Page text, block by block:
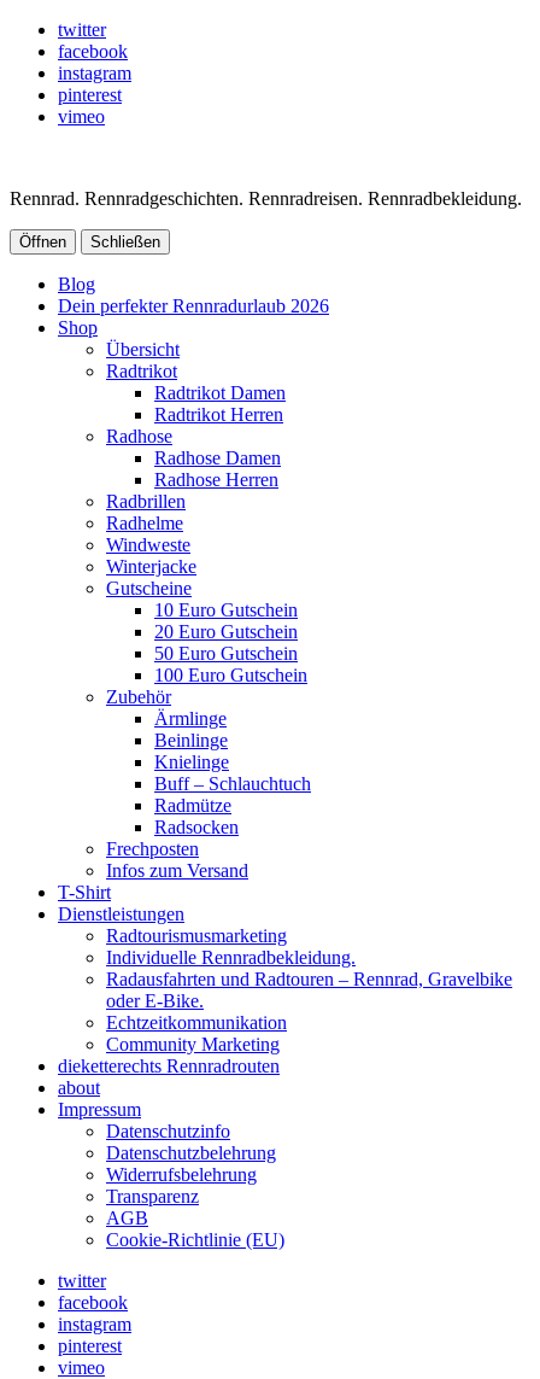
twitter
facebook
instagram
pinterest
vimeo
Rennrad. Rennradgeschichten. Rennradreisen. Rennradbekleidung.
Öffnen Schließen
Blog
Dein perfekter Rennradurlaub 2026
Shop
Übersicht
Radtrikot
Radtrikot Damen
Radtrikot Herren
Radhose
Radhose Damen
Radhose Herren
Radbrillen
Radhelme
Windweste
Winterjacke
Gutscheine
10 Euro Gutschein
20 Euro Gutschein
50 Euro Gutschein
100 Euro Gutschein
Zubehör
Ärmlinge
Beinlinge
Knielinge
Buff – Schlauchtuch
Radmütze
Radsocken
Frechposten
Infos zum Versand
T-Shirt
Dienstleistungen
Radtourismusmarketing
Individuelle Rennradbekleidung.
Radausfahrten und Radtouren – Rennrad, Gravelbike
oder E-Bike.
Echtzeitkommunikation
Community Marketing
dieketterechts Rennradrouten
about
Impressum
Datenschutzinfo
Datenschutzbelehrung
Widerrufsbelehrung
Transparenz
AGB
Cookie-Richtlinie (EU)
twitter
facebook
instagram
pinterest
vimeo